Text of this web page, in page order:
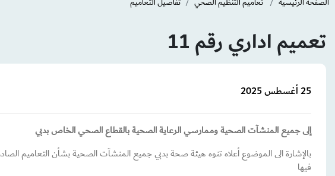
تعميم اداري رقم 11
25 أغسطس 2025
إلى جميع المنشآت الصحية وممارسي الرعاية الصحية بالقطاع الصحي الخاص بدبي
بالإشارة الى الموضوع أعلاه تنوه هيئة صحة بدبي جميع المنشآت الصحية بشأن التعاميم
فيها